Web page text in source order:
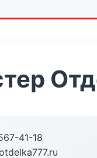
41-18